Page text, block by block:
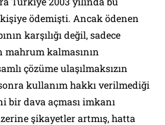
ödemişti. Ancak ödenen
karşılığı değil, sadece
kalmasının
çözüme ulaşılmaksızın
kullanım hakkı verilmediği
dava açması imkanı
şikayetler artmış, hatta